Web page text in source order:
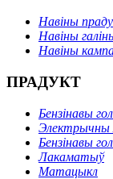
Навіны
Навіны
Навіны
ПРАДУКТ
Бензінавы
Электрычны
Бензінавы
Лакаматыў
Матацыкл